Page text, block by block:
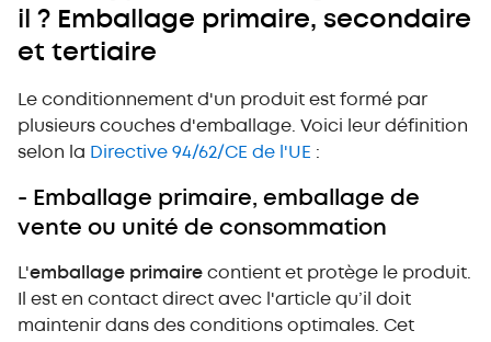
il ? Emballage primaire, secondaire
et tertiaire
Le conditionnement d'un produit est formé par
plusieurs couches d'emballage. Voici leur définition
selon la Directive 94/62/CE de l'UE :
- Emballage primaire, emballage de
vente ou unité de consommation
L'emballage primaire contient et protège le produit.
Il est en contact direct avec l'article qu’il doit
maintenir dans des conditions optimales. Cet